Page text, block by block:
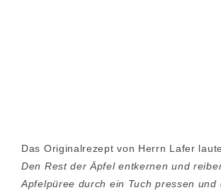
Das Originalrezept von Herrn Lafer
Den Rest der Äpfel entkernen und
Apfelpüree durch ein Tuch pressen und